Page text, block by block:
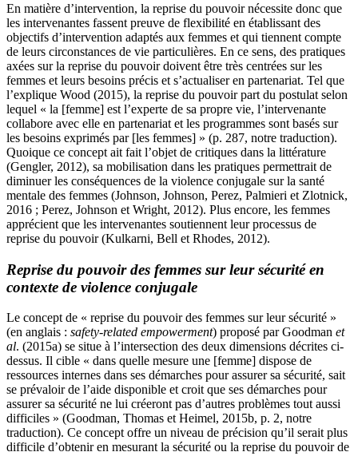
En matière d’intervention, la reprise du pouvoir nécessite donc que
les intervenantes fassent preuve de flexibilité en établissant des
objectifs d’intervention adaptés aux femmes et qui tiennent compte
de leurs circonstances de vie particulières. En ce sens, des pratiques
axées sur la reprise du pouvoir doivent être très centrées sur les
femmes et leurs besoins précis et s’actualiser en partenariat. Tel que
l’explique Wood (2015), la reprise du pouvoir part du postulat selon
lequel « la [femme] est l’experte de sa propre vie, l’intervenante
collabore avec elle en partenariat et les programmes sont basés sur
les besoins exprimés par [les femmes] » (p. 287, notre traduction).
Quoique ce concept ait fait l’objet de critiques dans la littérature
(Gengler, 2012), sa mobilisation dans les pratiques permettrait de
diminuer les conséquences de la violence conjugale sur la santé
mentale des femmes (Johnson, Johnson, Perez, Palmieri et Zlotnick,
2016 ; Perez, Johnson et Wright, 2012). Plus encore, les femmes
apprécient que les intervenantes soutiennent leur processus de
reprise du pouvoir (Kulkarni, Bell et Rhodes, 2012).
Reprise du pouvoir des femmes sur leur sécurité en
contexte de violence conjugale
Le concept de « reprise du pouvoir des femmes sur leur sécurité »
(en anglais : safety-related empowerment) proposé par Goodman et
al. (2015a) se situe à l’intersection des deux dimensions décrites ci-
dessus. Il cible « dans quelle mesure une [femme] dispose de
ressources internes dans ses démarches pour assurer sa sécurité, sait
se prévaloir de l’aide disponible et croit que ses démarches pour
assurer sa sécurité ne lui créeront pas d’autres problèmes tout aussi
difficiles » (Goodman, Thomas et Heimel, 2015b, p. 2, notre
traduction). Ce concept offre un niveau de précision qu’il serait plus
difficile d’obtenir en mesurant la sécurité ou la reprise du pouvoir de